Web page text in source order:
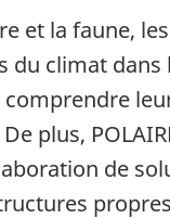
et la faune,
climat
plus,
de